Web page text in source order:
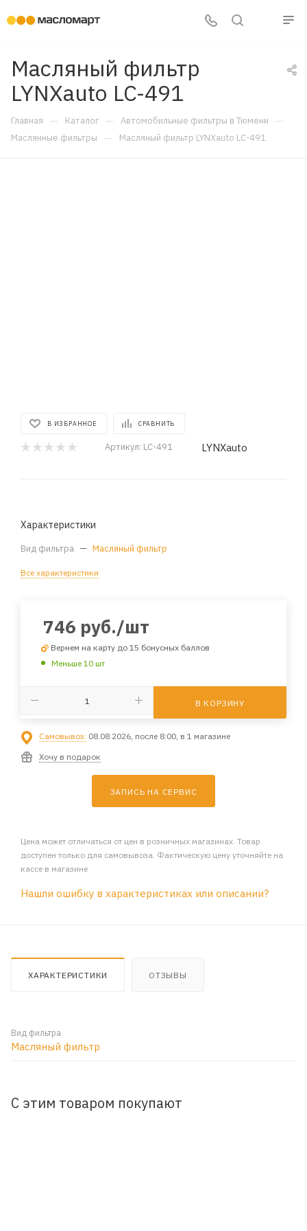
Масляный фильтр
LYNXauto LC-491
Главная — Каталог — Автомобильные фильтры в Тюмени —
Маслянные фильтры — Масляный фильтр LYNXauto LC-491
В ИЗБРАННОЕ СРАВНИТЬ
Артикул: LC-491 LYNXauto
Характеристики
Вид фильтра — Масляный фильтр
Все характеристики
746 руб./шт
Вернем на карту до 15 бонусных баллов
Меньше 10 шт
В КОРЗИНУ
Самовывоз: 08.08.2026, после 8:00, в 1 магазине
Хочу в подарок
ЗАПИСЬ НА СЕРВИС
Цена может отличаться от цен в розничных магазинах. Товар
доступен только для самовывоза. Фактическую цену уточняйте на
кассе в магазине
Нашли ошибку в характеристиках или описании?
ХАРАКТЕРИСТИКИ ОТЗЫВЫ
Вид фильтра
Масляный фильтр
С этим товаром покупают